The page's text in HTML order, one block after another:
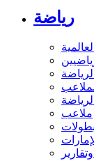
رياضة
ملاعب
بطولات